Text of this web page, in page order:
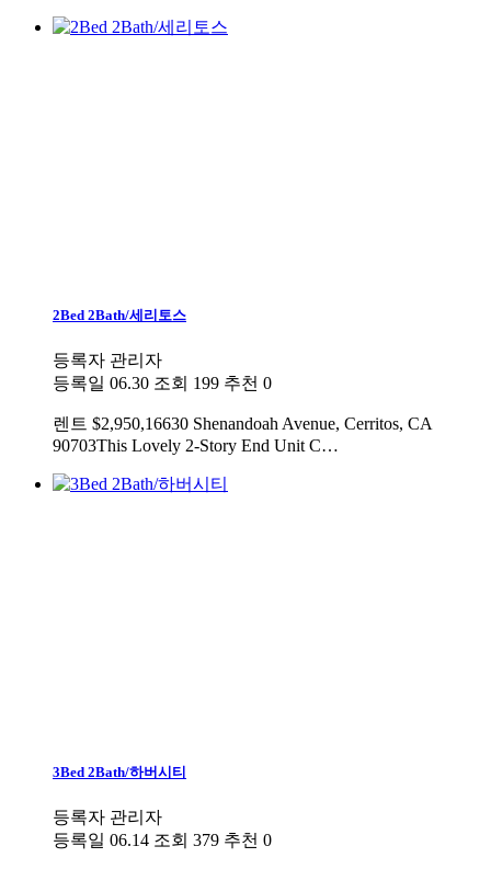
2Bed 2Bath/세리토스
등록자 관리자
등록일 06.30 조회 199 추천 0
렌트 $2,950,16630 Shenandoah Avenue, Cerritos, CA
90703This Lovely 2-Story End Unit C…
3Bed 2Bath/하버시티
등록자 관리자
등록일 06.14 조회 379 추천 0